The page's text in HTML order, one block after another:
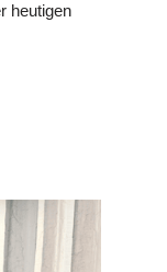
heutigen